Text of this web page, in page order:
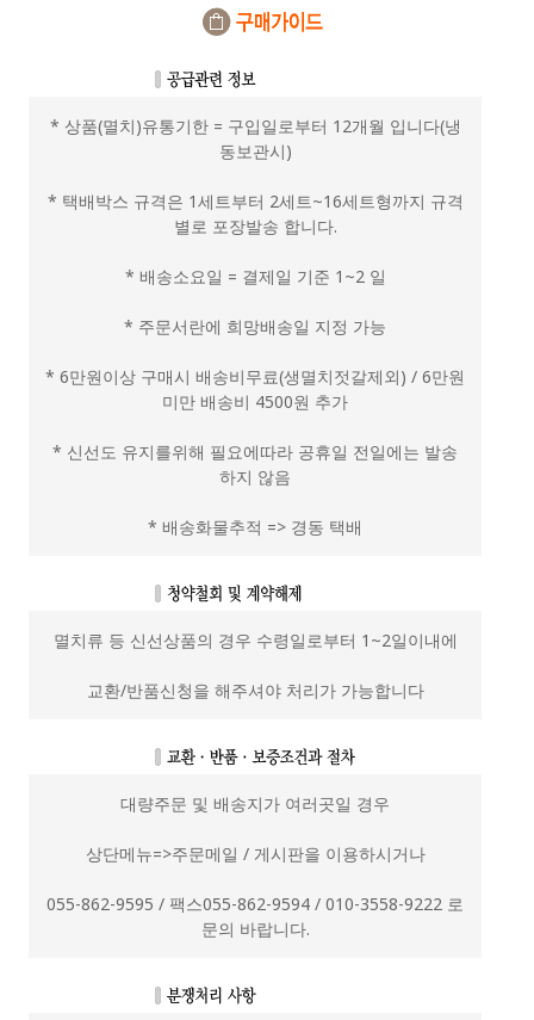
* 상품(멸치)유통기한 = 구입일로부터 12개월 입니다(냉
동보관시)
* 택배박스 규격은 1세트부터 2세트~16세트형까지 규격
별로 포장발송 합니다.
* 배송소요일 = 결제일 기준 1~2 일
* 주문서란에 희망배송일 지정 가능
* 6만원이상 구매시 배송비무료(생멸치젓갈제외) / 6만원
미만 배송비 4500원 추가
* 신선도 유지를위해 필요에따라 공휴일 전일에는 발송
하지 않음
* 배송화물추적 => 경동 택배
멸치류 등 신선상품의 경우 수령일로부터 1~2일이내에
교환/반품신청을 해주셔야 처리가 가능합니다
대량주문 및 배송지가 여러곳일 경우
상단메뉴=>주문메일 / 게시판을 이용하시거나
055-862-9595 / 팩스055-862-9594 / 010-3558-9222 로
문의 바랍니다.